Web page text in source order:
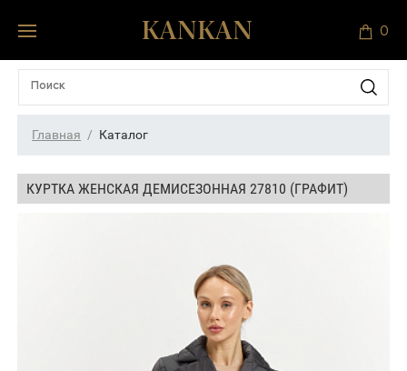
0
Главная Каталог
КУРТКА ЖЕНСКАЯ ДЕМИСЕЗОННАЯ 27810 (ГРАФИТ)